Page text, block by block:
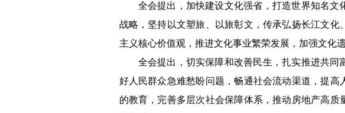
全会提出，加快建设文化强省，打造世界知名
战略，坚持以文塑旅、以旅彰文，传承弘扬长江文
主义核心价值观，推进文化事业繁荣发展，加强文化
全会提出，切实保障和改善民生，扎实推进共
好人民群众急难愁盼问题，畅通社会流动渠道，提
的教育，完善多层次社会保障体系，推动房地产高